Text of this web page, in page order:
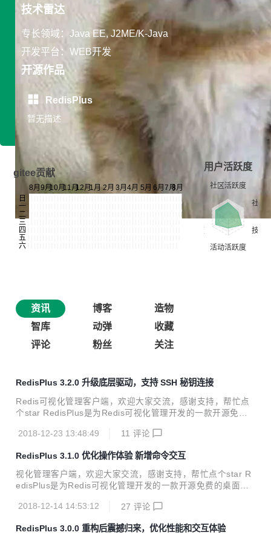
技术雷达
专长领域：Java EE, J2ME/K-Java
开发平台：WEB开发
开源作品
RedisPlus
暂无描述
gitee贡献
用户活跃度
资讯 博客
造物
智库
动弹
收藏
评论
粉丝 关注
RedisPlus 3.2.0 升级底层驱动，支持 SSH 秘钥连接
Redis可视化管理客户端，欢迎大家交流，感谢支持，帮忙点
个star RedisPlus是为Redis可视化管理开发的一款开源免费
台，RedisPlus提供更加高效、方便、快捷的使用体验，有着
接，同时还支持SSH（单机、集群）通道连接。RedisPlus致
力于为大家提供一个高效的Redis可视化管理软件。 项目开源
地址：https://gitee.com/MaxBill/RedisPlus 软件下载地址：
2018-12-23 13:48:49 11 评论
RedisPlus 3.1.0 优化操作体验 新增命令交互
视化管理客户端，欢迎大家交流，感谢支持，帮忙点个star R
edisPlus是为Redis可视化管理开发的一款开源免费的桌面客
sPlus提供更加高效、方便、快捷的使用体验，有着更加现代
支持SSH（单机、集群）通道连接。RedisPlus致力于为大家
2018-12-14 14:53:12 27 评论
RedisPlus 3.0.0 重构后震撼归来，优化性能和交互体验